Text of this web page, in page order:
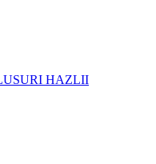
HAZLII